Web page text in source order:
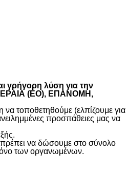
γρήγορη λύση για την
(ΕΟ), ΕΠΑΝΟΜΗ,
τοποθετηθούμε (ελπίζουμε για
προσπάθειες μας να
πρέπει να δώσουμε στο σύνολο
των οργανωμένων.